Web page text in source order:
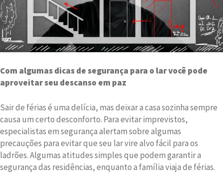
Com algumas dicas de segurança para o lar você pode
aproveitar seu descanso em paz
Sair de férias é uma delícia, mas deixar a casa sozinha sempre
causa um certo desconforto. Para evitar imprevistos,
especialistas em segurança alertam sobre algumas
precauções para evitar que seu lar vire alvo fácil para os
ladrões. Algumas atitudes simples que podem garantir a
segurança das residências, enquanto a família viaja de férias.